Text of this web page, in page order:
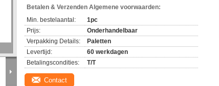
Betalen & Verzenden Algemene voorwaarden:
Min. bestelaantal:
1pc
Prijs:
Onderhandelbaar
Verpakking Details:
Paletten
Levertijd:
60 werkdagen
Betalingscondities:
T/T
Contact